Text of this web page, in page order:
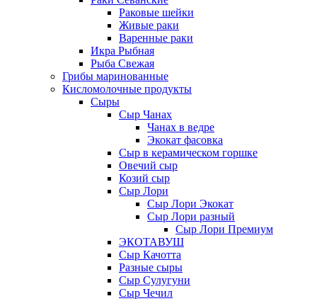
Раковые шейки
Живые раки
Варенные раки
Икра Рыбная
Рыба Свежая
Грибы маринованные
Кисломолочные продукты
Сыры
Сыр Чанах
Чанах в ведре
Экокат фасовка
Сыр в керамическом горшке
Овечий сыр
Козий сыр
Сыр Лори
Сыр Лори Экокат
Сыр Лори разный
Сыр Лори Премиум
ЭКОТАВУШ
Сыр Качотта
Разные сыры
Сыр Сулугуни
Сыр Чечил